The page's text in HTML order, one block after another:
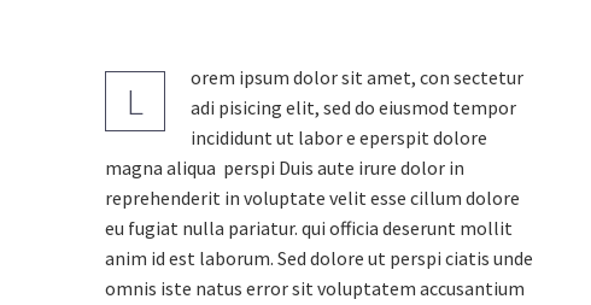
L
orem ipsum dolor sit amet, con sectetur
adi pisicing elit, sed do eiusmod tempor
incididunt ut labor e eperspit dolore
magna aliqua perspi Duis aute irure dolor in
reprehenderit in voluptate velit esse cillum dolore
eu fugiat nulla pariatur. qui officia deserunt mollit
anim id est laborum. Sed dolore ut perspi ciatis unde
omnis iste natus error sit voluptatem accusantium